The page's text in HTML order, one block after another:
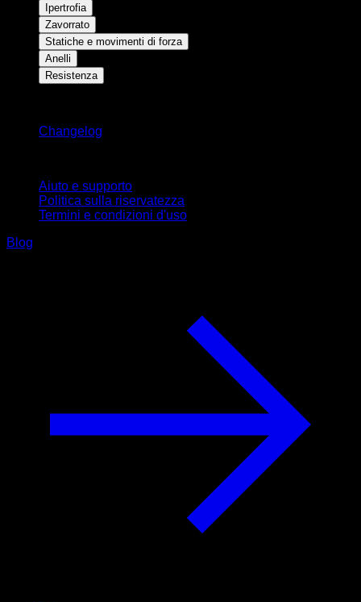
Ipertrofia
Zavorrato
Statiche e movimenti di forza
Anelli
Resistenza
Changelog
Aiuto e supporto
Politica sulla riservatezza
Termini e condizioni d'uso
Blog